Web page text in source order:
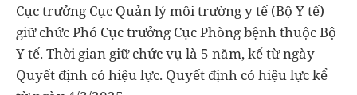
Cục trưởng Cục Quản lý môi trường y tế (Bộ Y tế)
giữ chức Phó Cục trưởng Cục Phòng bệnh thuộc Bộ
Y tế. Thời gian giữ chức vụ là 5 năm, kể từ ngày
Quyết định có hiệu lực. Quyết định có hiệu lực kể